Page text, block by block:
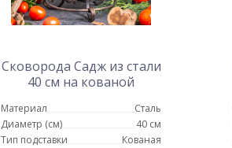
Сковорода Садж из стали
40 см на кованой
Материал
Сталь
Диаметр (см)
40 см
Тип подставки
Кованая